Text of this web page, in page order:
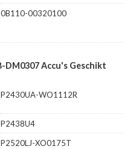
0B110-00320100
DM0307 Accu's Geschikt
P2430UA-WO1112R
P2438U4
P2520LJ-XO0175T